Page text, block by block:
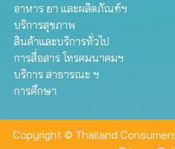
อาหาร ยา และผลิตภัณฑ์ฯ
บริการสุขภาพ
สินค้าและบริการทั่วไป
การสื่อสาร โทรคมนาคมฯ
บริการ สาธารณะ ฯ
การศึกษา
Copyright © Thailand